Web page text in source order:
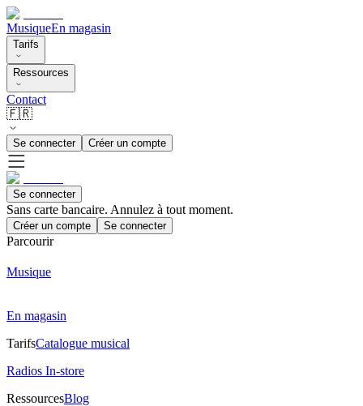
MusiqueEn magasin
Tarifs
Ressources
Contact
🇫🇷
Se connecter Créer un compte
Se connecter
Sans carte bancaire. Annulez à tout moment.
Créer un compte Se connecter
Parcourir
Musique
En magasin
TarifsCatalogue musical
Radios In-store
RessourcesBlog